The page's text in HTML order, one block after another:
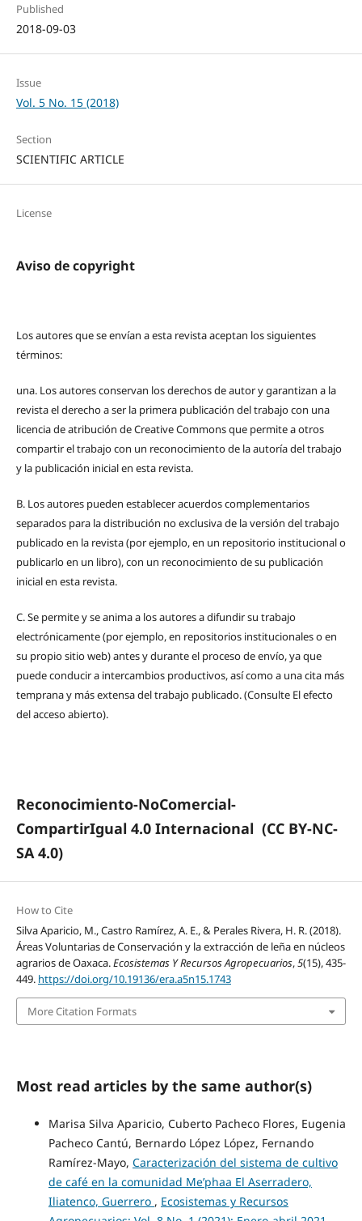
Published
2018-09-03
Issue
Vol. 5 No. 15 (2018)
Section
SCIENTIFIC ARTICLE
License
Aviso de copyright
Los autores que se envían a esta revista aceptan los siguientes
términos:
una. Los autores conservan los derechos de autor y garantizan a la
revista el derecho a ser la primera publicación del trabajo con una
licencia de atribución de Creative Commons que permite a otros
compartir el trabajo con un reconocimiento de la autoría del trabajo
y la publicación inicial en esta revista.
B. Los autores pueden establecer acuerdos complementarios
separados para la distribución no exclusiva de la versión del trabajo
publicado en la revista (por ejemplo, en un repositorio institucional o
publicarlo en un libro), con un reconocimiento de su publicación
inicial en esta revista.
C.Se permite y se anima a los autores a difundir su trabajo
electrónicamente (por ejemplo, en repositorios institucionales o en
su propio sitio web) antes y durante el proceso de envío, ya que
puede conducir a intercambios productivos, así como a una cita más
temprana y más extensa del trabajo publicado. (Consulte El efecto
del acceso abierto).
Reconocimiento-NoComercial-
CompartirIgual 4.0 Internacional (CC BY-NC-
SA 4.0)
How to Cite
Silva Aparicio, M., Castro Ramírez, A. E., & Perales Rivera, H. R. (2018).
Áreas Voluntarias de Conservación y la extracción de leña en núcleos
agrarios de Oaxaca.Ecosistemas Y Recursos Agropecuarios,5(15), 435-
449. https://doi.org/10.19136/era.a5n15.1743
More Citation Formats
Most read articles by the same author(s)
Marisa Silva Aparicio, Cuberto Pacheco Flores, Eugenia
Pacheco Cantú, Bernardo López López, Fernando
Ramírez-Mayo, Caracterización del sistema de cultivo
de café en la comunidad Me’phaa El Aserradero,
Iliatenco, Guerrero , Ecosistemas y Recursos